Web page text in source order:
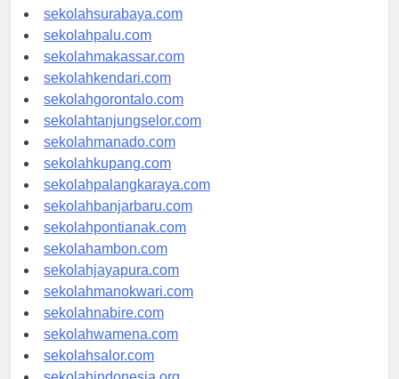
sekolahmataram.com
sekolahsurabaya.com
sekolahpalu.com
sekolahmakassar.com
sekolahkendari.com
sekolahgorontalo.com
sekolahtanjungselor.com
sekolahmanado.com
sekolahkupang.com
sekolahpalangkaraya.com
sekolahbanjarbaru.com
sekolahpontianak.com
sekolahambon.com
sekolahjayapura.com
sekolahmanokwari.com
sekolahnabire.com
sekolahwamena.com
sekolahsalor.com